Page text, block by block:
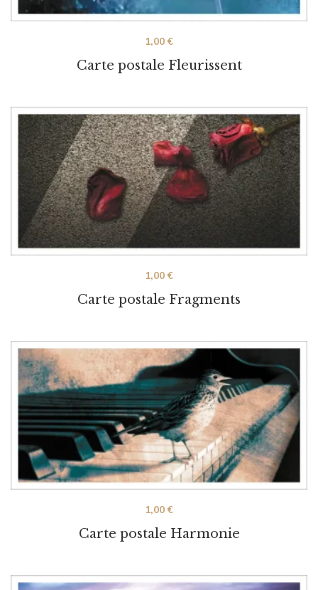
Carte postale Fleurissent
1,00€
Carte postale Fragments
1,00€
Carte postale Harmonie
1,00€